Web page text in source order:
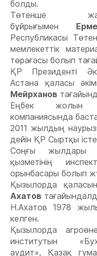
болды.
Төтенше
бұйрығымен
Республикасы
мемлекеттік
төрағасы болып
ҚР Президенті
Астана қаласы
Мейрханов
Еңбек жолын
компаниясында
2011 жылдың
дейін ҚР Сыртқы
Соңғы жылдары
қызметінің
орынбасары болып
Қызылорда
Ахатов
Н.Ахатов 1978
келген.
Қызылорда
институтын
аудит», Қазақ